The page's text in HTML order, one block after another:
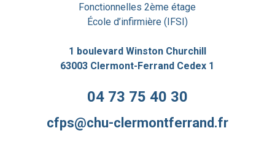
Fonctionnelles 2ème étage
École d’infirmière (IFSI)
1 boulevard Winston Churchill
63003 Clermont-Ferrand Cedex 1
04 73 75 40 30
cfps@chu-clermontferrand.fr